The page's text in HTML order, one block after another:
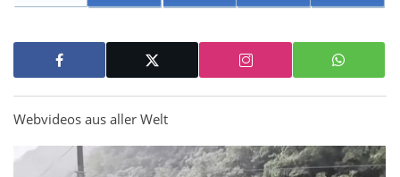
Webvideos aus aller Welt